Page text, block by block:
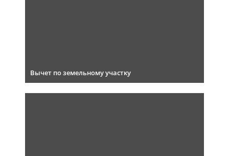
Вычет по земельному участку